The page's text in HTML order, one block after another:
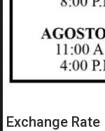
Exchange Rate